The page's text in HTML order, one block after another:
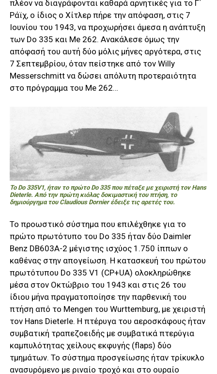
πλέον να διαγράφονται καθαρά αρνητικές για το Γ΄
Ράϊχ, ο ίδιος ο Χίτλερ πήρε την απόφαση, στις 7
Ιουνίου του 1943, να προχωρήσει άμεσα η ανάπτυξη
των Do 335 και Me 262. Ανακάλεσε όμως την
απόφασή του αυτή δύο μόλις μήνες αργότερα, στις
7 Σεπτεμβρίου, όταν πείστηκε από τον Willy
Messerschmitt να δώσει απόλυτη προτεραιότητα
στο πρόγραμμα του Me 262…
Το Do 335V1, ήταν το πρώτο Do 335 που πέταξε με χειριστή τον Hans
Dieterle. Aπό την πρώτη κιόλας δοκιμαστική του πτήση, το
δημιούργημα του Claudious Dornier έδειξε τις αρετές του.
Το προωστικό σύστημα που επιλέχθηκε για το
πρώτο πρωτότυπο του Do 335 ήταν δύο Daimler
Benz DB603A-2 μέγιστης ισχύος 1.750 ίππων ο
καθένας στην απογείωση. Η κατασκευή του πρώτου
πρωτότυπου Do 335 V1 (CP+UA) ολοκληρώθηκε
μέσα στον Οκτώβριο του 1943 και στις 26 του
ίδιου μήνα πραγματοποίησε την παρθενική του
πτήση από το Mengen του Wurttemburg, με χειριστή
τον Hans Dieterle. Η πτέρυγα του αεροσκάφους ήταν
συμβατική τραπεζοειδής με συμβατικά πτερύγια
καμπυλότητας χείλους εκφυγής (flaps) δύο
τμημάτων. Το σύστημα προσγείωσης ήταν τρίκυκλο
ανασυρόμενο με ριναίο τροχό και στο ουραίο